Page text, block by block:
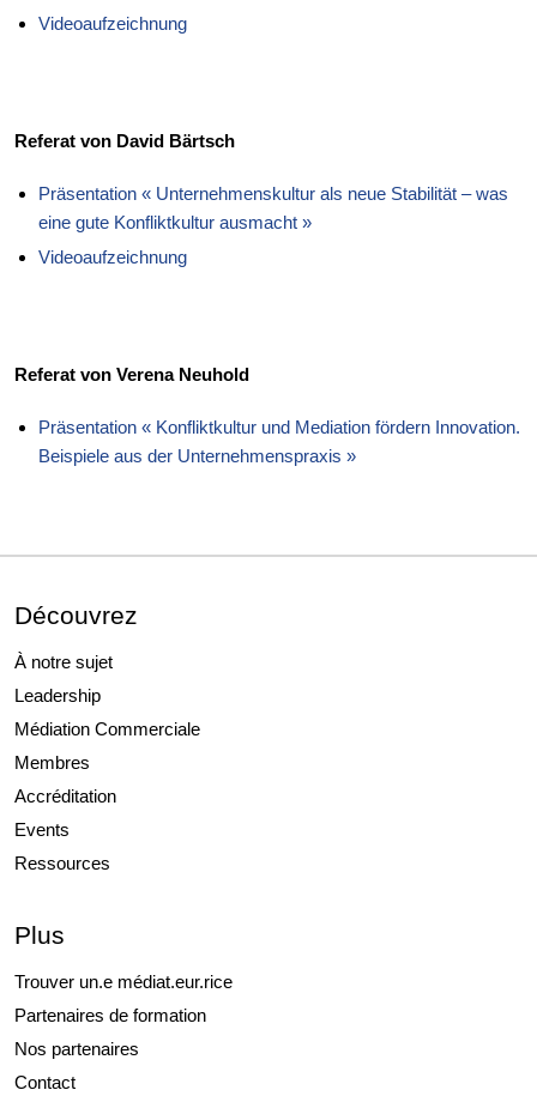
Videoaufzeichnung
Referat von David Bärtsch
Präsentation « Unternehmenskultur als neue Stabilität – was
eine gute Konfliktkultur ausmacht »
Videoaufzeichnung
Referat von Verena Neuhold
Präsentation « Konfliktkultur und Mediation fördern Innovation.
Beispiele aus der Unternehmenspraxis »
Découvrez
À notre sujet
Leadership
Médiation Commerciale
Membres
Accréditation
Events
Ressources
Plus
Trouver un.e médiat.eur.rice
Partenaires de formation
Nos partenaires
Contact